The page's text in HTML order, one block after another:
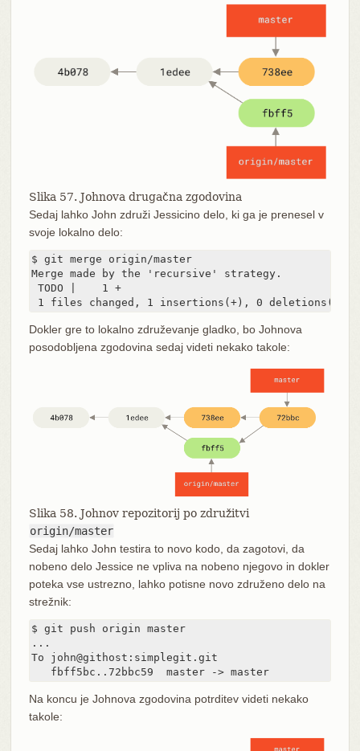
Slika 57. Johnova drugačna zgodovina
Sedaj lahko John združi Jessicino delo, ki ga je prenesel v
svoje lokalno delo:
$ git merge origin/master
Merge made by the 'recursive' strategy.
TODO |    1 +
1 files changed, 1 insertions(+), 0 deletions(-)
Dokler gre to lokalno združevanje gladko, bo Johnova
posodobljena zgodovina sedaj videti nekako takole:
Slika 58. Johnov repozitorij po združitvi
origin/master
Sedaj lahko John testira to novo kodo, da zagotovi, da
nobeno delo Jessice ne vpliva na nobeno njegovo in dokler
poteka vse ustrezno, lahko potisne novo združeno delo na
strežnik:
$ git push origin master
...
To john@githost:simplegit.git
   fbff5bc..72bbc59  master -> master
Na koncu je Johnova zgodovina potrditev videti nekako
takole: